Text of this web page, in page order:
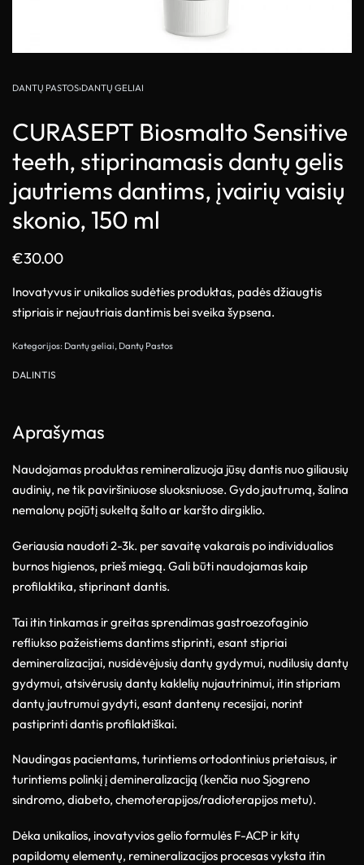
DANTŲ PASTOS›DANTŲ GELIAI
CURASEPT Biosmalto Sensitive
teeth, stiprinamasis dantų gelis
jautriems dantims, įvairių vaisių
skonio, 150 ml
€30.00
Inovatyvus ir unikalios sudėties produktas, padės džiaugtis
stipriais ir nejautriais dantimis bei sveika šypsena.
Kategorijos: Dantų geliai, Dantų Pastos
DALINTIS
Aprašymas
Naudojamas produktas remineralizuoja jūsų dantis nuo giliausių
audinių, ne tik paviršiniuose sluoksniuose. Gydo jautrumą, šalina
nemalonų pojūtį sukeltą šalto ar karšto dirgiklio.
Geriausia naudoti 2-3k. per savaitę vakarais po individualios
burnos higienos, prieš miegą. Gali būti naudojamas kaip
profilaktika, stiprinant dantis.
Tai itin tinkamas ir greitas sprendimas gastroezofaginio
refliukso pažeistiems dantims stiprinti, esant stipriai
demineralizacijai, nusidėvėjusių dantų gydymui, nudilusių dantų
gydymui, atsivėrusių dantų kaklelių nujautrinimui, itin stipriam
dantų jautrumui gydyti, esant dantenų recesijai, norint
pastiprinti dantis profilaktiškai.
Naudingas pacientams, turintiems ortodontinius prietaisus, ir
turintiems polinkį į demineralizaciją (kenčia nuo Sjogreno
sindromo, diabeto, chemoterapijos/radioterapijos metu).
Dėka unikalios, inovatyvios gelio formulės F-ACP ir kitų
papildomų elementų, remineralizacijos procesas vyksta itin